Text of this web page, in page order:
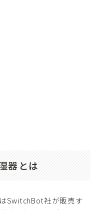
器とは
SwitchBot社が販売す